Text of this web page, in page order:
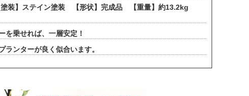
塗装】ステイン塗装 【形状】完成品 【重量】約13.2kg
を乗せれば、一層安定！
ンターが良く似合います。